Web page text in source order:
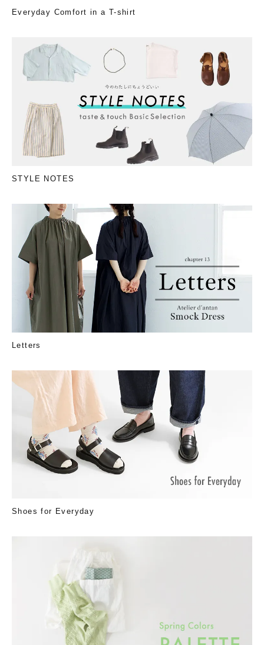
Everyday Comfort in a T-shirt
STYLE NOTES
Letters
Shoes for Everyday